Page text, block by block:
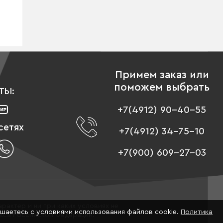
Примем заказ или
поможем выбрать
+7(4912) 90-40-55
+7(4912) 34-75-10
+7(900) 609-27-03
Российской Федерации.
с условиями использования файлов cookie. Политика